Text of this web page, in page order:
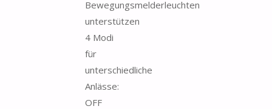
Bewegungsmelderleuchten
unterstützen
4 Modi
für
unterschiedliche
Anlässe:
OFF